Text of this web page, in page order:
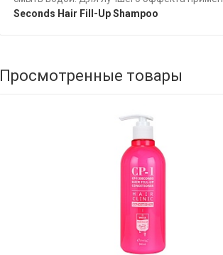
Seconds Hair Fill-Up Shampoo
Просмотренные товары